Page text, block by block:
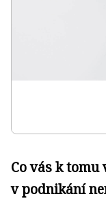
Co vás k
v podnikání